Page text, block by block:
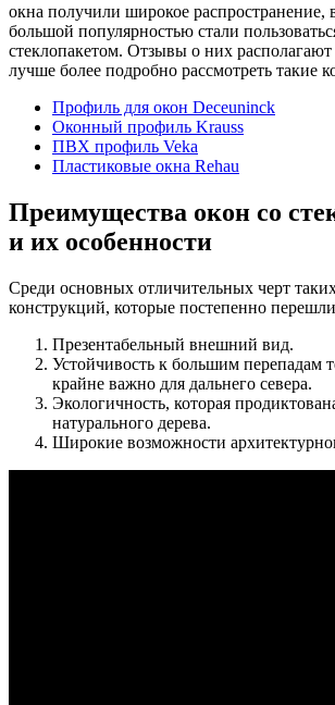
окна получили широкое распространение,
большой популярностью стали
стеклопакетом. Отзывы о них
лучше более подробно рассмотреть такие
Профиль для окон Deceuninck
Оконный профиль Krauss
ПВХ профиль Veka
Пластиковые окна Rehau
Преимущества окон со
и их особенности
Среди основных отличительных черт
конструкций, которые постепенно
Презентабельный внешний вид.
Устойчивость к большим перепадам
крайне важно для дальнего севера.
Экологичность, которая
натурального дерева.
Широкие возможности